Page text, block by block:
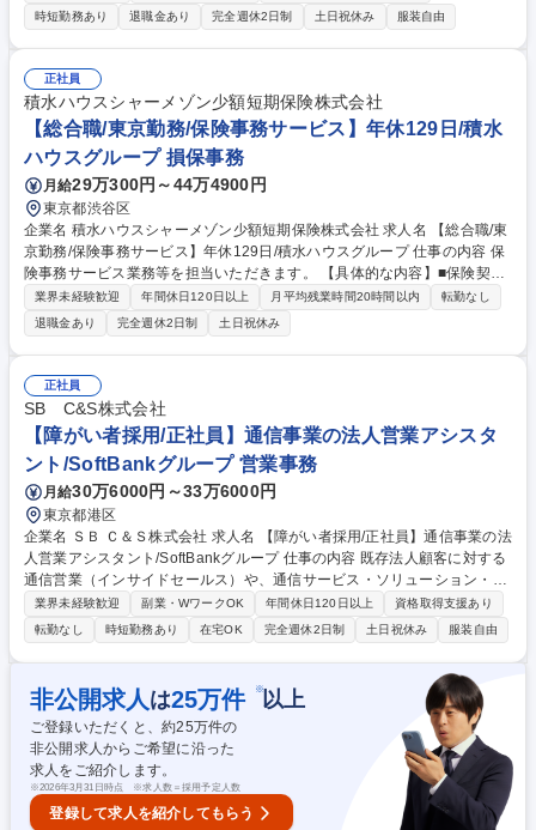
ては決定します。 【業務内容例】◆大阪本社総務・庶務全般 ・拠点総務
業務主幹・受付窓口業務（来客応対含む） ・配送物、郵便対応全般・備品
管理および手配 ◆大阪本社内社員からの依頼対応 ・押印申請対応・配送
物対応 ◆その他：全社総務業務、人事業務 募集職種 【大阪】総務・庶務
（障がい者手帳をお持ちの方）◆生活家電ブランド『AQUA』
時短勤務あり
退職金あり 完全週休2日制 土日祝休み 服装自由
正社員
積水ハウスシャーメゾン少額短期保険株式会社
【総合職/東京勤務/保険事務サービス】年休129日/積水
ハウスグループ 損保事務
月給29万300円～44万4900円
東京都渋谷区
企業名 積水ハウスシャーメゾン少額短期保険株式会社 求人名 【総合職/東
京勤務/保険事務サービス】年休129日/積水ハウスグループ 仕事の内容 保
険事務サービス業務等を担当いただきます。 【具体的な内容】■保険契約
の引受、保全、保険料収納等の事務サービス ■事務処理規定・業務マニュ
アル類の作成 ■事務システム構築、改善、DX化推進 ※将来的には下記職
種へのジョブローテーション可能性有 ■企画部→経営企画、商品開発、代
理店管理、営業推進 ■損害サービス部→事故対応、損害査定、保険金支払
■総務部→総務、人事、経理、コンプライアンス、管理部門全般 募集職種
【総合職/東京勤務/保険事務サービス】年休129日/積水ハウスグループ
業界未経験歓迎 年間休日120日以上 月平均残業時間20時間以内
転勤なし
退職金あり
完全週休2日制 土日祝休み
正社員
SB C&S株式会社
【障がい者採用/正社員】通信事業の法人営業アシスタ
ント/SoftBankグループ 営業事務
月給30万6000円～33万6000円
東京都港区
企業名 ＳＢ Ｃ＆Ｓ株式会社 求人名 【障がい者採用/正社員】通信事業の法
人営業アシスタント/SoftBankグループ 仕事の内容 既存法人顧客に対する
通信営業（インサイドセールス）や、通信サービス・ソリューション・ク
ラウドサービスの提供支援をお任せいたします、 既存顧客数拡大に伴い、
インサイドセールスの活動量・対応数の最大化に向けた取り組みを目的と
しています。 ■書類作成/チェック（見積書・申込書作成/確認）、システ
ム登録、メール対応 （代理店・エンドユーザー）、発注手配や特価申請、
営業担当者からの依頼業務 ※納品連絡、問い合わせ対応、後続処理、デー
タ抽出等 募集職種 【障がい者採用/正社員】通信事業の法人営業アシスタ
ント/SoftBankグループ
業界未経験歓迎 副業・WワークOK 年間休日120日以上
資格取得支援あり
転勤なし
時短勤務あり 在宅OK 完全週休2日制 土日祝休み 服装自由
非公開求人 は25万件 ※以上
ご登録いただくと、約25万件の
非公開求人からご希望に沿った
求人をご紹介します。
※2026年3月31日時点 ※求人数＝採用予定人数
登録して求人を紹介してもらう